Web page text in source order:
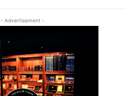
- Advertisement -